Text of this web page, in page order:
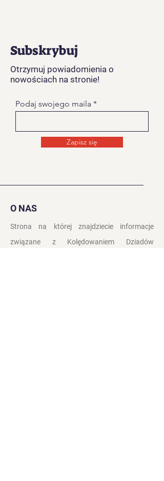
Subskrybuj
Otrzymuj powiadomienia o
nowościach na stronie!
Podaj swojego maila
Zapisz się
O NAS
Strona na której znajdziecie informacje
związane z Kolędowaniem Dziadów